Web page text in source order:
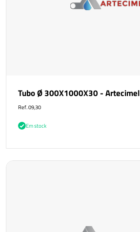
Tubo Ø 300X1000X30 - Artecimel
Ref. 09,30
Em stock